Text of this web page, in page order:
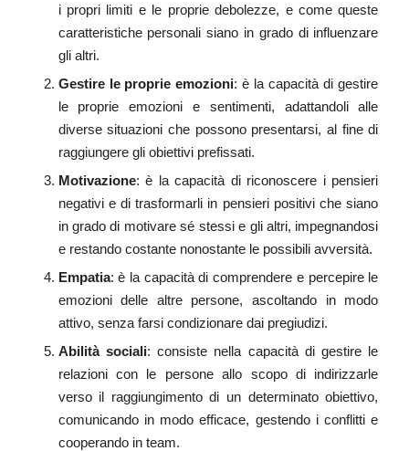
i propri limiti e le proprie debolezze, e come queste
caratteristiche personali siano in grado di influenzare
gli altri.
Gestire le proprie emozioni: è la capacità di gestire
le proprie emozioni e sentimenti, adattandoli alle
diverse situazioni che possono presentarsi, al fine di
raggiungere gli obiettivi prefissati.
Motivazione: è la capacità di riconoscere i pensieri
negativi e di trasformarli in pensieri positivi che siano
in grado di motivare sé stessi e gli altri, impegnandosi
e restando costante nonostante le possibili avversità.
Empatia: è la capacità di comprendere e percepire le
emozioni delle altre persone, ascoltando in modo
attivo, senza farsi condizionare dai pregiudizi.
Abilità sociali: consiste nella capacità di gestire le
relazioni con le persone allo scopo di indirizzarle
verso il raggiungimento di un determinato obiettivo,
comunicando in modo efficace, gestendo i conflitti e
cooperando in team.